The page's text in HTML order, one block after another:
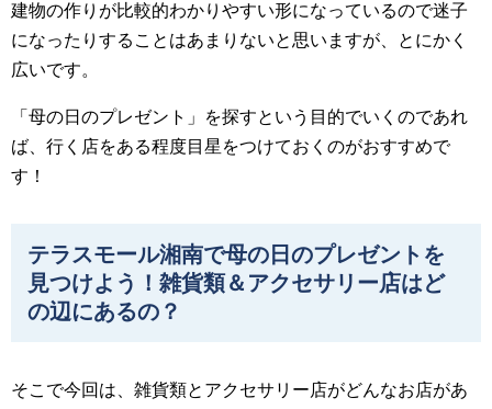
建物の作りが比較的わかりやすい形になっているので迷子
になったりすることはあまりないと思いますが、とにかく
広いです。
「母の日のプレゼント」を探すという目的でいくのであれ
ば、行く店をある程度目星をつけておくのがおすすめで
す！
テラスモール湘南で母の日のプレゼントを
見つけよう！雑貨類＆アクセサリー店はど
の辺にあるの？
そこで今回は、雑貨類とアクセサリー店がどんなお店があ